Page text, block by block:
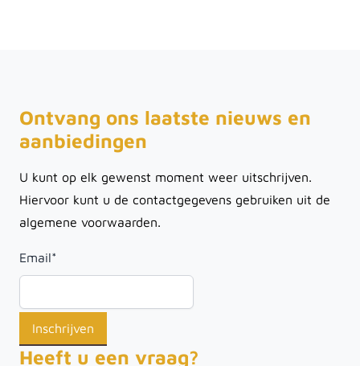
Ontvang ons laatste nieuws en
aanbiedingen
U kunt op elk gewenst moment weer uitschrijven.
Hiervoor kunt u de contactgegevens gebruiken uit de
algemene voorwaarden.
Email*
Heeft u een vraag?